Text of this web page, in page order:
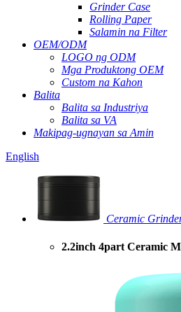
Grinder Case
Rolling Paper
Salamin na Filter
OEM/ODM
LOGO ng ODM
Mga Produktong OEM
Custom na Kahon
Balita
Balita sa Industriya
Balita sa VA
Makipag-ugnayan sa Amin
English
Ceramic
2.2inch 4part Ceramic